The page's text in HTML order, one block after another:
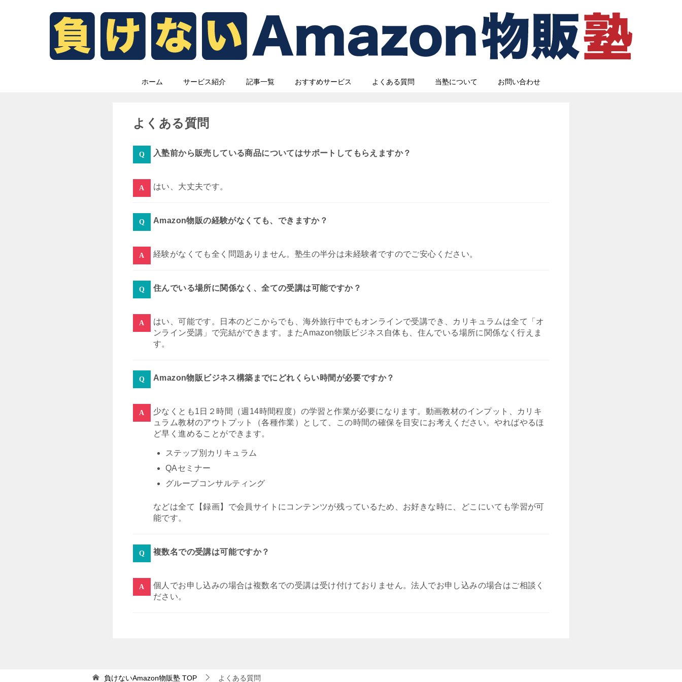
ホーム サービス紹介 記事一覧 おすすめサービス よくある質問 当塾について お問い合わせ
よくある質問
入塾前から販売している商品についてはサポートしてもらえますか？
はい、大丈夫です。
Amazon物販の経験がなくても、できますか？
経験がなくても全く問題ありません。塾生の半分は未経験者ですのでご安心ください。
住んでいる場所に関係なく、全ての受講は可能ですか？
はい、可能です。日本のどこからでも、海外旅行中でもオンラインで受講でき、カリキュラムは全て「オ
ンライン受講」で完結ができます。またAmazon物販ビジネス自体も、住んでいる場所に関係なく行えま
す。
Amazon物販ビジネス構築までにどれくらい時間が必要ですか？
少なくとも1日２時間（週14時間程度）の学習と作業が必要になります。動画教材のインプット、カリキ
ュラム教材のアウトプット（各種作業）として、この時間の確保を目安にお考えください。やればやるほ
ど早く進めることができます。
ステップ別カリキュラム
QAセミナー
グループコンサルティング
などは全て【録画】で会員サイトにコンテンツが残っているため、お好きな時に、どこにいても学習が可
能です。
複数名での受講は可能ですか？
個人でお申し込みの場合は複数名での受講は受け付けておりません。法人でお申し込みの場合はご相談く
ださい。
負けないAmazon物販塾 TOP よくある質問